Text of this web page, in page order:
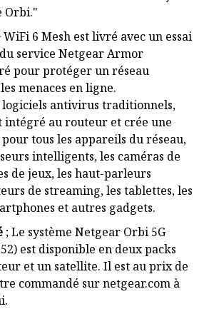
Orbi."
6 Mesh est livré avec un essai
service Netgear Armor
pour protéger un réseau
menaces en ligne.
antivirus traditionnels,
intégré au routeur et crée une
tous les appareils du réseau,
intelligents, les caméras de
de jeux, les haut-parleurs
de streaming, les tablettes, les
et autres gadgets.
; Le système Netgear Orbi 5G
est disponible en deux packs
et un satellite. Il est au prix de
commandé sur netgear.com à